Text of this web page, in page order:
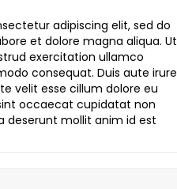
adipiscing elit, sed do
et dolore magna aliqua. Ut
exercitation ullamco
consequat. Duis aute irure
velit esse cillum dolore eu
occaecat cupidatat non
deserunt mollit anim id est